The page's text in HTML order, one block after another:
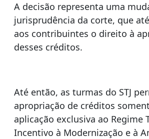
A decisão representa uma
jurisprudência da corte, que
aos contribuintes o direito à
desses créditos.
Até então, as turmas do STJ
apropriação de créditos
aplicação exclusiva ao Regime
Incentivo à Modernização e à